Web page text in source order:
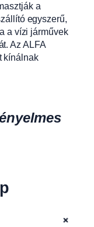
a
egyszerű,
a vízi járművek
Az ALFA
kínálnak
+